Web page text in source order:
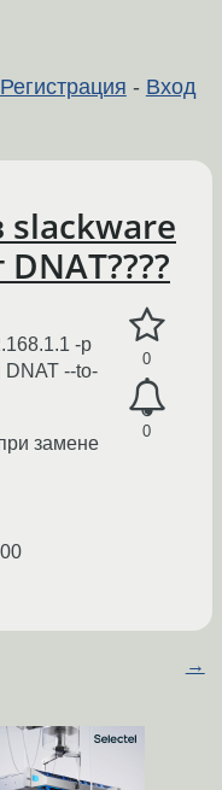
Регистрация - Вход
slackware
0
0
-p
DNAT --to-
замене
→